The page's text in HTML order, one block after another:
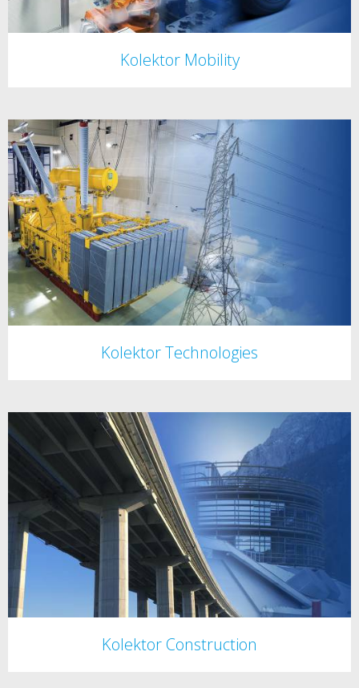
Kolektor Mobility
Kolektor Technologies
Kolektor Construction